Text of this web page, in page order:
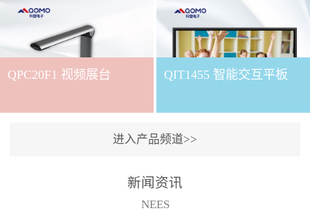
下载QVote授课软件课堂互
动的质量直接影响教学效
果与学生参与度。作为
打造的互动授课软件，
QVote 以 “让每一堂课都充
功能与数据化教学分析，
QPC20F1 视频展台 QIT1455 智能交互平板
进入产品频道>>
新闻资讯
NEES